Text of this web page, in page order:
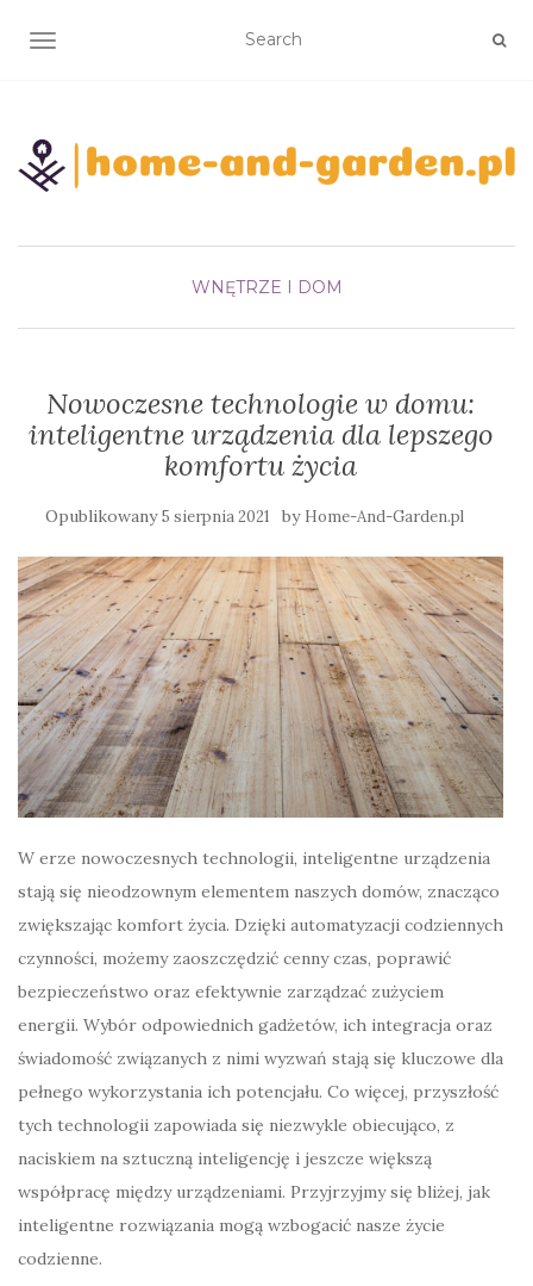
TOGGLE NAVIGATION
WNĘTRZE I DOM
Nowoczesne technologie w domu:
inteligentne urządzenia dla lepszego
komfortu życia
Opublikowany5 sierpnia 2021 by Home-And-Garden.pl
W erze nowoczesnych technologii, inteligentne urządzenia
stają się nieodzownym elementem naszych domów, znacząco
zwiększając komfort życia. Dzięki automatyzacji codziennych
czynności, możemy zaoszczędzić cenny czas, poprawić
bezpieczeństwo oraz efektywnie zarządzać zużyciem
energii. Wybór odpowiednich gadżetów, ich integracja oraz
świadomość związanych z nimi wyzwań stają się kluczowe dla
pełnego wykorzystania ich potencjału. Co więcej, przyszłość
tych technologii zapowiada się niezwykle obiecująco, z
naciskiem na sztuczną inteligencję i jeszcze większą
współpracę między urządzeniami. Przyjrzyjmy się bliżej, jak
inteligentne rozwiązania mogą wzbogacić nasze życie
codzienne.